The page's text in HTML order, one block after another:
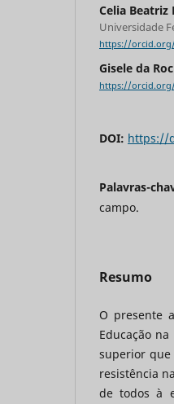
Celia Beatriz
Universidade
https://orcid.org/
Gisele da
https://orcid.org/
DOI: https://
Palavras-
campo.
Resumo
O presente
Educação
superior que
resistência
de todos à